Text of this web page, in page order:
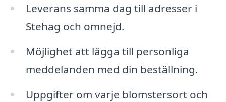
Leverans samma dag till adresser i
Stehag och omnejd.
Möjlighet att lägga till personliga
meddelanden med din beställning.
Uppgifter om varje blomstersort och